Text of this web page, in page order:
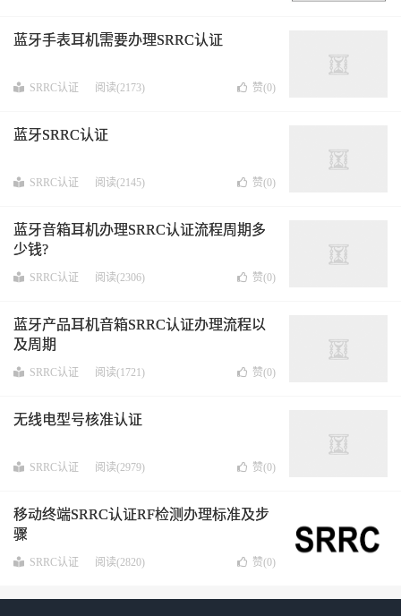
蓝牙手表耳机需要办理SRRC认证
SRRC认证 阅读(2173) 赞(0)
蓝牙SRRC认证
SRRC认证 阅读(2145) 赞(0)
蓝牙音箱耳机办理SRRC认证流程周期多
少钱?
SRRC认证 阅读(2306) 赞(0)
蓝牙产品耳机音箱SRRC认证办理流程以
及周期
SRRC认证 阅读(1721) 赞(0)
无线电型号核准认证
SRRC认证 阅读(2979) 赞(0)
移动终端SRRC认证RF检测办理标准及步
骤
SRRC认证 阅读(2820) 赞(0)